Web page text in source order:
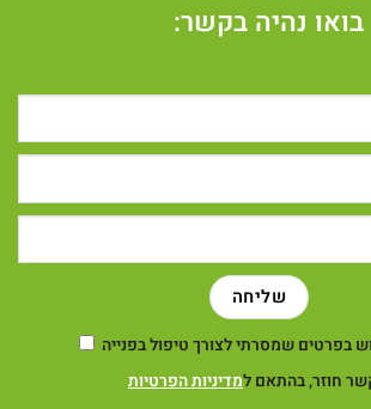
בואו נהיה בקשר:
בפרטים שמסרתי לצורך טיפול בפנייה
חוזר, בהתאם למדיניות הפרטיות